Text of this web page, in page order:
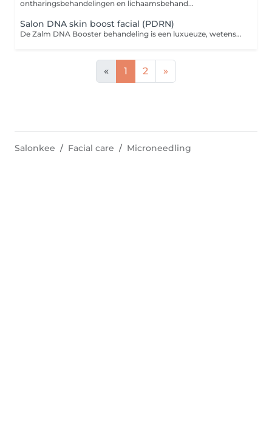
ontharingsbehandelingen en lichaamsbehand...
Salon DNA skin boost facial (PDRN)
De Zalm DNA Booster behandeling is een luxueuze, wetenschappelijk onderbouwde huidverjongingsbehandeling die de huid van binnenuit herstelt en versterkt. Perfect voor wie op zoek is naar gladheid, stevigheid en een jeugdige uitstraling zonder invasieve ingrepen. The salmon DNA treatment is an injectable skin therapy based on polynucleotides derived from salmon DNA. These biocompatible substances are very similar to human DNA and have a powerful regenerative effect. The treatment does not focus on plumping up volume, but on improving skin quality from the inside out.
« 1 2 »
Salonkee Facial care Microneedling